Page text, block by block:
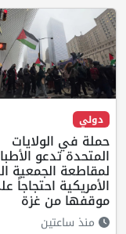
دولي
حملة في الولايات
المتحدة تدعو
لمقاطعة الجمعية
الأمريكية احتجاجاً
موقفها من غزة
منذ ساعتين